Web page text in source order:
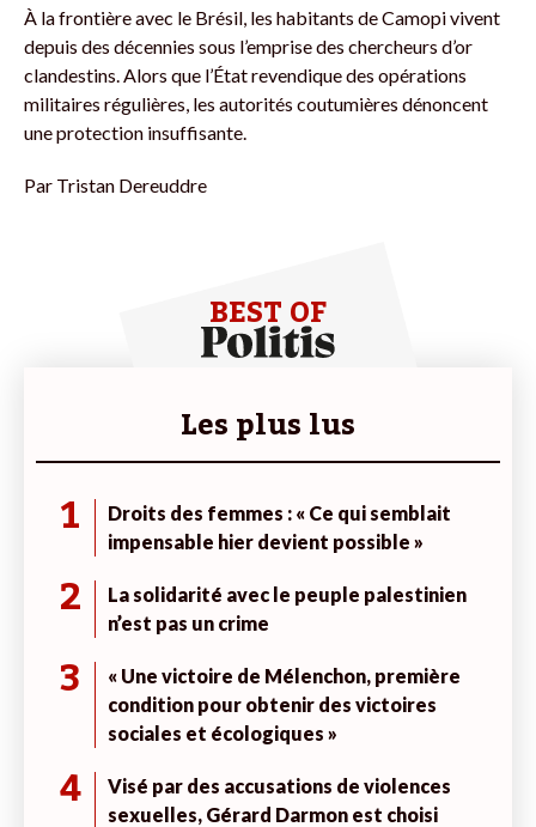
À la frontière avec le Brésil, les habitants de Camopi vivent
depuis des décennies sous l’emprise des chercheurs d’or
clandestins. Alors que l’État revendique des opérations
militaires régulières, les autorités coutumières dénoncent
une protection insuffisante.
Par Tristan Dereuddre
BEST OF
Les plus lus
1
Droits des femmes : « Ce qui semblait
impensable hier devient possible »
2
La solidarité avec le peuple palestinien
n’est pas un crime
3
« Une victoire de Mélenchon, première
condition pour obtenir des victoires
sociales et écologiques »
4
Visé par des accusations de violences
sexuelles, Gérard Darmon est choisi